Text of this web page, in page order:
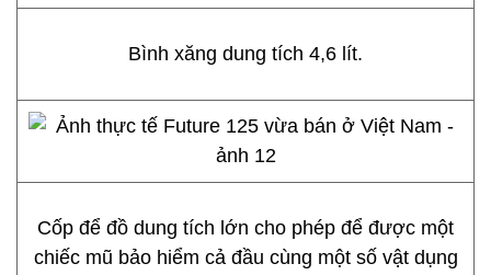
Bình xăng dung tích 4,6 lít.
Cốp để đồ dung tích lớn cho phép để được một
chiếc mũ bảo hiểm cả đầu cùng một số vật dụng